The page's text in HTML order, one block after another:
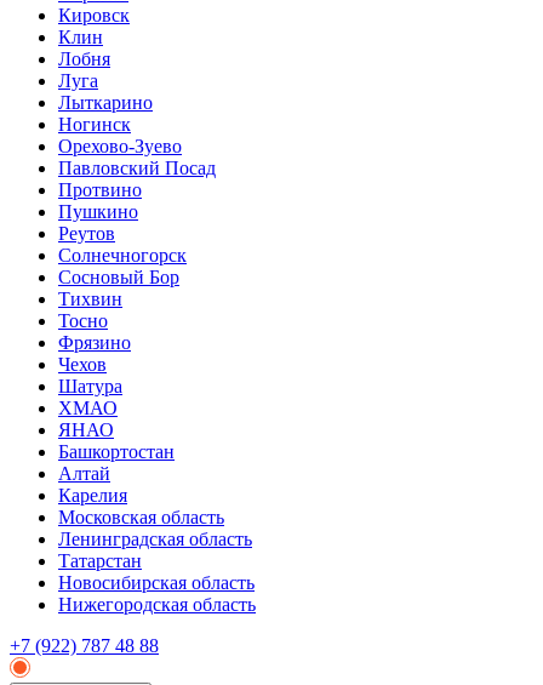
Кировск
Клин
Лобня
Луга
Лыткарино
Ногинск
Орехово-Зуево
Павловский Посад
Протвино
Пушкино
Реутов
Солнечногорск
Сосновый Бор
Тихвин
Тосно
Фрязино
Чехов
Шатура
ХМАО
ЯНАО
Башкортостан
Алтай
Карелия
Московская область
Ленинградская область
Татарстан
Новосибирская область
Нижегородская область
+7 (922) 787 48 88